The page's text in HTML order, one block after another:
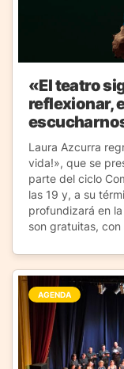
«El teatro
reflexionar,
Laura Azcurra
vida!», que se
parte del ciclo
las 19 y, a su
profundizará en
son gratuitas,
AGENDA